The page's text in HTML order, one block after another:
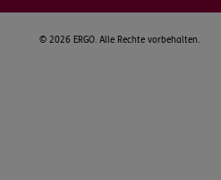
© 2026 ERGO. Alle Rechte vorbehalten.